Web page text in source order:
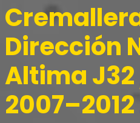
Dirección
Altima J32
2007–2012